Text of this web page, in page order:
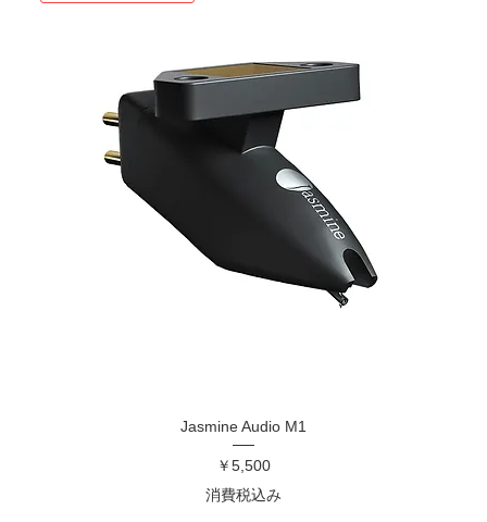
Jasmine Audio M1
価格
￥5,500
消費税込み